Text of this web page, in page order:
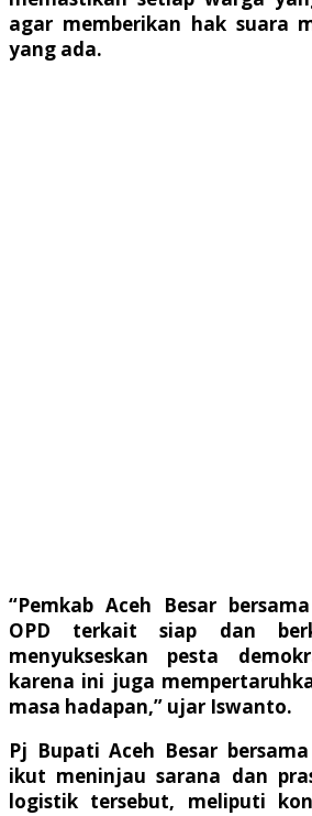
agar memberikan hak suara
yang ada.
“Pemkab Aceh Besar
OPD terkait siap dan
menyukseskan pesta
karena ini juga
masa hadapan,” ujar Iswanto.
Pj Bupati Aceh Besar
ikut meninjau sarana dan
logistik tersebut, meliputi